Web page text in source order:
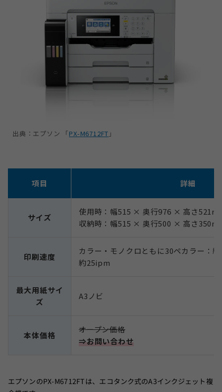
出典：エプソン 「PX-M6712FT 」
項目 詳細
サイズ
使用時：幅515 × 奥行976 × 高さ
収納時：幅515 × 奥行500 × 高さ
印刷速度
カラー・モノクロともに30ペカラー：
約25ipm
最大用紙サイ
ズ
A3ノビ
本体価格
オープン価格
⇒お問い合わせ
エプソンのPX-M6712FTは、エコタンク式のA3インクジェット複